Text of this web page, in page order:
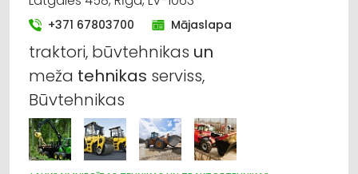
SADZĪVES TEHNIKAS VAIRUMTIRDZNIECĪBA
MEDICĪNAS TEHNIKA, INSTRUMENTI, PRECES UN PIEDERUMI
+371 67803700 Mājaslapa
traktori, būvtehnikas un
meža tehnikas serviss,
Būvtehnikas